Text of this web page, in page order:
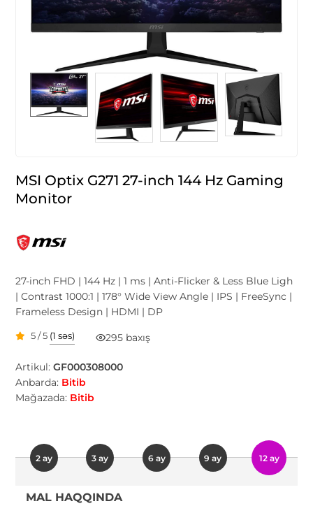
MSI Optix G271 27-inch 144 Hz Gaming
Monitor
27-inch FHD | 144 Hz | 1 ms | Anti-Flicker & Less Blue Ligh
| Contrast 1000:1 | 178° Wide View Angle | IPS | FreeSync |
Frameless Design | HDMI | DP
5 / 5 (1 səs) 295 baxış
Artikul:GF000308000
Anbarda: Bitib
Mağazada: Bitib
2 ay 3 ay 6 ay 9 ay 12 ay
MAL HAQQINDA